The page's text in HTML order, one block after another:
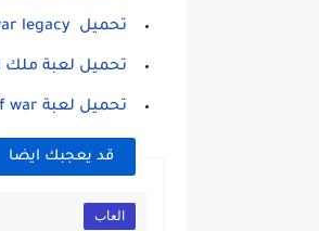
تحميل stick war legacy مهكرة من ميديا فاير
تحميل لعبة ملك
تحميل لعبة god of war على psp من ميديا فاير
قد يعجبك ايضا
العاب